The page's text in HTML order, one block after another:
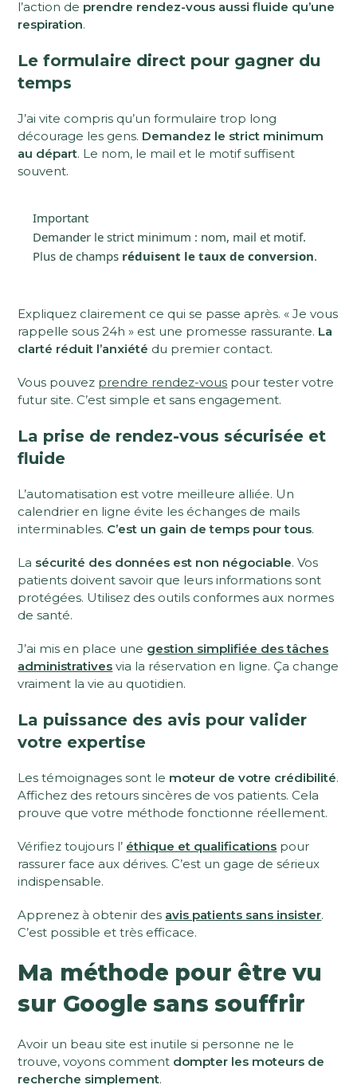
l’action de prendre rendez-vous aussi fluide qu’une
respiration.
Le formulaire direct pour gagner du
temps
J’ai vite compris qu’un formulaire trop long
décourage les gens. Demandez le strict minimum
au départ. Le nom, le mail et le motif suffisent
souvent.
Important
Demander le strict minimum : nom, mail et motif.
Plus de champs réduisent le taux de conversion.
Expliquez clairement ce qui se passe après. « Je vous
rappelle sous 24h » est une promesse rassurante. La
clarté réduit l’anxiété du premier contact.
Vous pouvez prendre rendez-vous pour tester votre
futur site. C’est simple et sans engagement.
La prise de rendez-vous sécurisée et
fluide
L’automatisation est votre meilleure alliée. Un
calendrier en ligne évite les échanges de mails
interminables. C’est un gain de temps pour tous.
La sécurité des données est non négociable. Vos
patients doivent savoir que leurs informations sont
protégées. Utilisez des outils conformes aux normes
de santé.
J’ai mis en place une gestion simplifiée des tâches
administratives via la réservation en ligne. Ça change
vraiment la vie au quotidien.
La puissance des avis pour valider
votre expertise
Les témoignages sont le moteur de votre crédibilité.
Affichez des retours sincères de vos patients. Cela
prouve que votre méthode fonctionne réellement.
Vérifiez toujours l’ éthique et qualifications pour
rassurer face aux dérives. C’est un gage de sérieux
indispensable.
Apprenez à obtenir des avis patients sans insister.
C’est possible et très efficace.
Ma méthode pour être vu
sur Google sans souffrir
Avoir un beau site est inutile si personne ne le
trouve, voyons comment dompter les moteurs de
recherche simplement.